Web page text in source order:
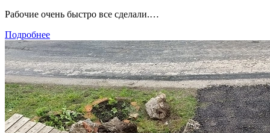
Рабочие очень быстро все сделали.…
Подробнее